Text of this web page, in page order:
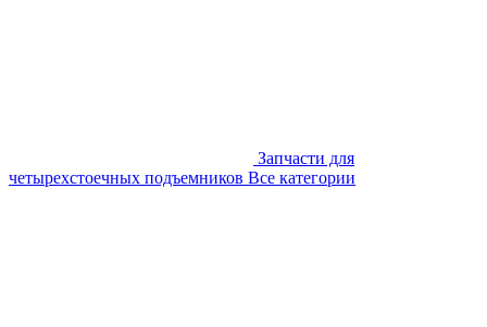
Запчасти для
четырехстоечных подъемников Все категории